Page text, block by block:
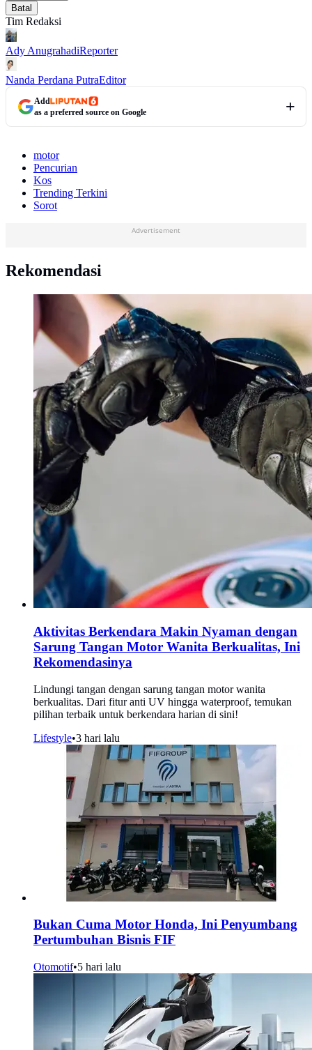
Batal
Tim Redaksi
Ady AnugrahadiReporter
Nanda Perdana PutraEditor
Add
as a preferred source on Google
motor
Pencurian
Kos
Trending Terkini
Sorot
Advertisement
Rekomendasi
Aktivitas Berkendara Makin Nyaman dengan
Sarung Tangan Motor Wanita Berkualitas, Ini
Rekomendasinya
Lindungi tangan dengan sarung tangan motor wanita
berkualitas. Dari fitur anti UV hingga waterproof, temukan
pilihan terbaik untuk berkendara harian di sini!
Lifestyle•3 hari lalu
Bukan Cuma Motor Honda, Ini Penyumbang
Pertumbuhan Bisnis FIF
Otomotif•5 hari lalu